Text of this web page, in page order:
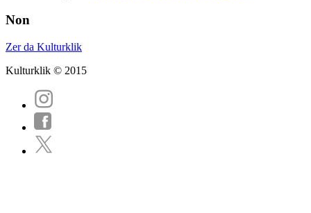
Non
Zer da Kulturklik
Kulturklik © 2015